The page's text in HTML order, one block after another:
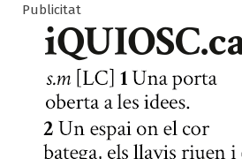
Publicitat